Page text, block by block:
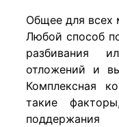
Общее для всех
Любой способ
разбивания
отложений и
Комплексная
такие
поддержания